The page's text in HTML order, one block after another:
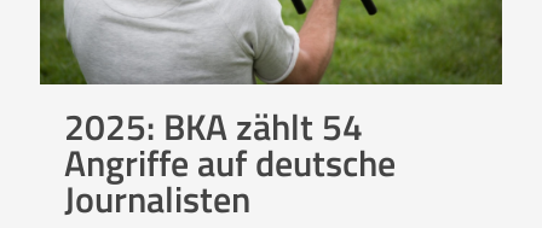
2025: BKA zählt 54
Angriffe auf deutsche
Journalisten